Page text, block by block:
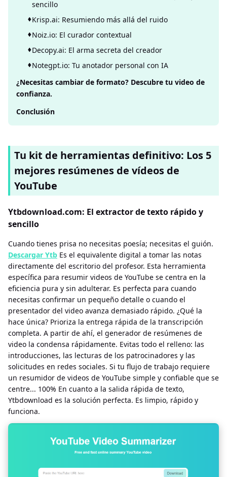
sencillo
Krisp.ai: Resumiendo más allá del ruido
Noiz.io: El curador contextual
Decopy.ai: El arma secreta del creador
Notegpt.io: Tu anotador personal con IA
¿Necesitas cambiar de formato? Descubre tu video de
confianza.
Conclusión
Tu kit de herramientas definitivo: Los 5
mejores resúmenes de vídeos de
YouTube
Ytbdownload.com: El extractor de texto rápido y
sencillo
Cuando tienes prisa no necesitas poesía; necesitas el guión.
Descargar Ytb Es el equivalente digital a tomar las notas
directamente del escritorio del profesor. Esta herramienta
específica para resumir videos de YouTube se centra en la
eficiencia pura y sin adulterar. Es perfecta para cuando
necesitas confirmar un pequeño detalle o cuando el
presentador del video avanza demasiado rápido. ¿Qué la
hace única? Prioriza la entrega rápida de la transcripción
completa. A partir de ahí, el generador de resúmenes de
video la condensa rápidamente. Evitas todo el relleno: las
introducciones, las lecturas de los patrocinadores y las
solicitudes en redes sociales. Si tu flujo de trabajo requiere
un resumidor de videos de YouTube simple y confiable que se
centre... 100% En cuanto a la salida rápida de texto,
Ytbdownload es la solución perfecta. Es limpio, rápido y
funciona.